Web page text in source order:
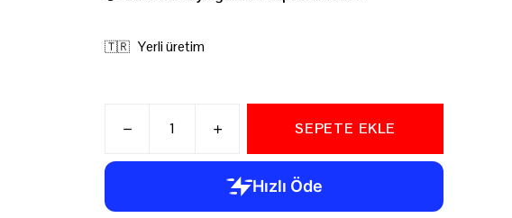
🇹🇷 Yerli üretim
SEPETE EKLE